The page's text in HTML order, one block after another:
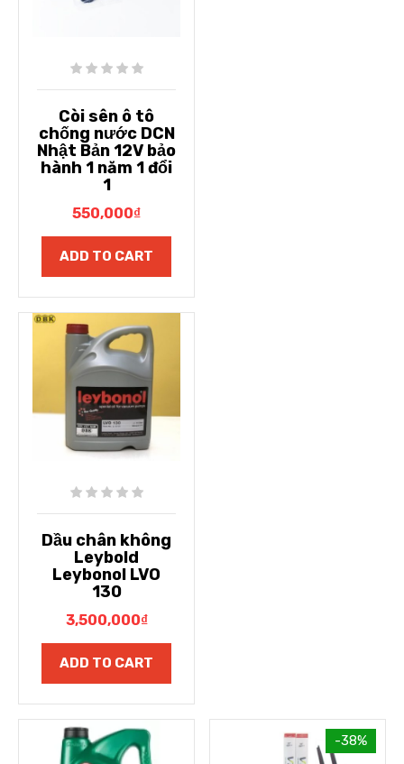
Còi sên ô tô
chống nước DCN
Nhật Bản 12V bảo
hành 1 năm 1 đổi
1
550,000₫
ADD TO CART
Dầu chân không
Leybold
Leybonol LVO
130
3,500,000₫
ADD TO CART
-38%